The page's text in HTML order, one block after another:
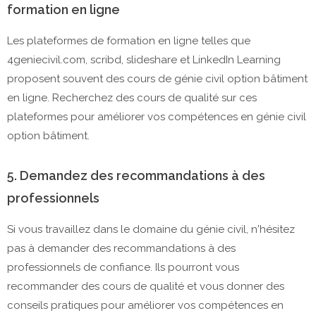
formation en ligne
Les plateformes de formation en ligne telles que
4geniecivil.com, scribd, slideshare et LinkedIn Learning
proposent souvent des cours de génie civil option bâtiment
en ligne. Recherchez des cours de qualité sur ces
plateformes pour améliorer vos compétences en génie civil
option bâtiment.
5. Demandez des recommandations à des
professionnels
Si vous travaillez dans le domaine du génie civil, n'hésitez
pas à demander des recommandations à des
professionnels de confiance. Ils pourront vous
recommander des cours de qualité et vous donner des
conseils pratiques pour améliorer vos compétences en